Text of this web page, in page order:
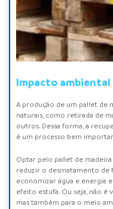
Impacto ambiental
A produção de um pallet de
naturais, como retirada de
outros. Dessa forma, a
é um processo bem
Optar pelo pallet de
reduzir o desmatamento de
economizar água e energia
efeito estufa. Ou seja, não é
mas também para o meio